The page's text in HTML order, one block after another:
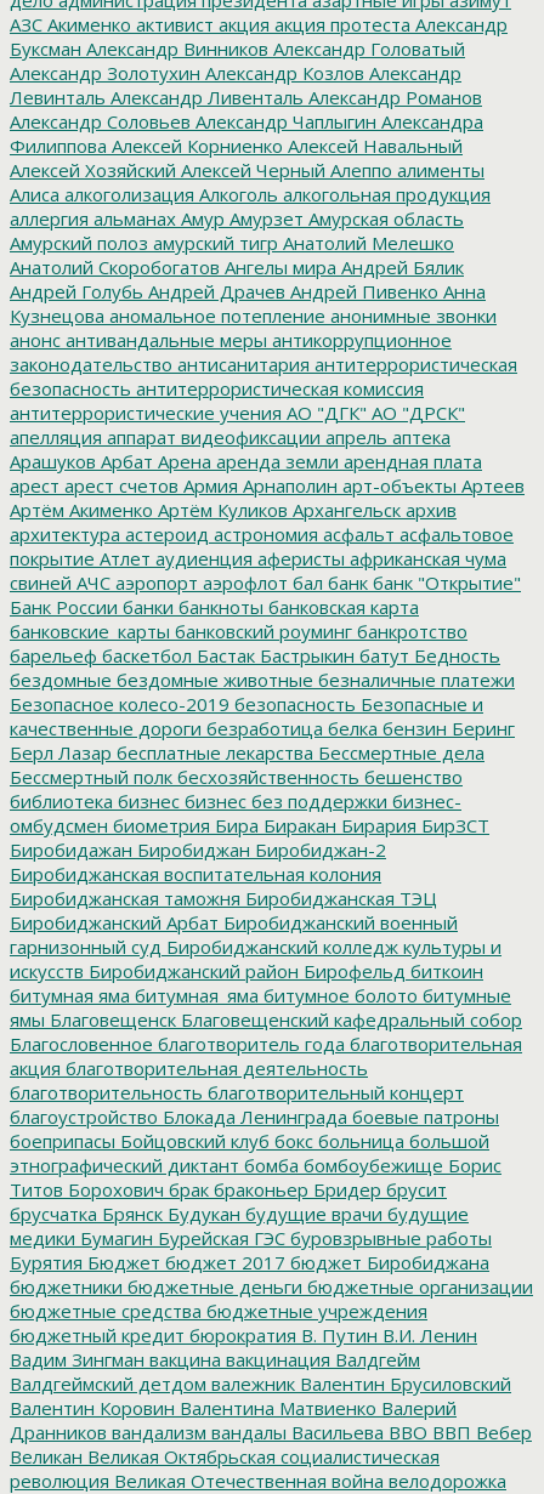
АЗС Акименко активист акция акция протеста Александр
Буксман Александр Винников Александр Головатый
Александр Золотухин Александр Козлов Александр
Левинталь Александр Ливенталь Александр Романов
Александр Соловьев Александр Чаплыгин Александра
Филиппова Алексей Корниенко Алексей Навальный
Алексей Хозяйский Алексей Черный Алеппо алименты
Алиса алкоголизация Алкоголь алкогольная продукция
аллергия альманах Амур Амурзет Амурская область
Амурский полоз амурский тигр Анатолий Мелешко
Анатолий Скоробогатов Ангелы мира Андрей Бялик
Андрей Голубь Андрей Драчев Андрей Пивенко Анна
Кузнецова аномальное потепление анонимные звонки
анонс антивандальные меры антикоррупционное
законодательство антисанитария антитеррористическая
безопасность антитеррористическая комиссия
антитеррористические учения АО "ДГК" АО "ДРСК"
апелляция аппарат видеофиксации апрель аптека
Арашуков Арбат Арена аренда земли арендная плата
арест арест счетов Армия Арнаполин арт-объекты Артеев
Артём Акименко Артём Куликов Архангельск архив
архитектура астероид астрономия асфальт асфальтовое
покрытие Атлет аудиенция аферисты африканская чума
свиней АЧС аэропорт аэрофлот бал банк банк "Открытие"
Банк России банки банкноты банковская карта
банковские_карты банковский роуминг банкротство
барельеф баскетбол Бастак Бастрыкин батут Бедность
бездомные бездомные животные безналичные платежи
Безопасное колесо-2019 безопасность Безопасные и
качественные дороги безработица белка бензин Беринг
Берл Лазар бесплатные лекарства Бессмертные дела
Бессмертный полк бесхозяйственность бешенство
библиотека бизнес бизнес без поддержки бизнес-
омбудсмен биометрия Бира Биракан Бирария БирЗСТ
Биробидажан Биробиджан Биробиджан-2
Биробиджанская воспитательная колония
Биробиджанская таможня Биробиджанская ТЭЦ
Биробиджанский Арбат Биробиджанский военный
гарнизонный суд Биробиджанский колледж культуры и
искусств Биробиджанский район Бирофельд биткоин
битумная яма битумная_яма битумное болото битумные
ямы Благовещенск Благовещенский кафедральный собор
Благословенное благотворитель года благотворительная
акция благотворительная деятельность
благотворительность благотворительный концерт
благоустройство Блокада Ленинграда боевые патроны
боеприпасы Бойцовский клуб бокс больница большой
этнографический диктант бомба бомбоубежище Борис
Титов Борохович брак браконьер Бридер брусит
брусчатка Брянск Будукан будущие врачи будущие
медики Бумагин Бурейская ГЭС буровзрывные работы
Бурятия Бюджет бюджет 2017 бюджет Биробиджана
бюджетники бюджетные деньги бюджетные организации
бюджетные средства бюджетные учреждения
бюджетный кредит бюрократия В. Путин В.И. Ленин
Вадим Зингман вакцина вакцинация Валдгейм
Валдгеймский детдом валежник Валентин Брусиловский
Валентин Коровин Валентина Матвиенко Валерий
Дранников вандализм вандалы Васильева ВВО ВВП Вебер
Великан Великая Октябрьская социалистическая
революция Великая Отечественная война велодорожка